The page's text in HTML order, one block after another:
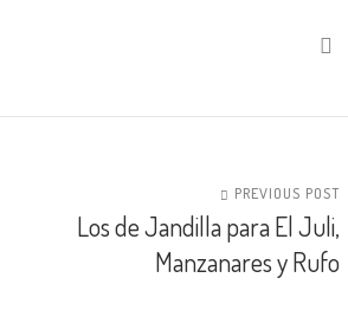
PREVIOUS POST
Los de Jandilla para El Juli,
Manzanares y Rufo